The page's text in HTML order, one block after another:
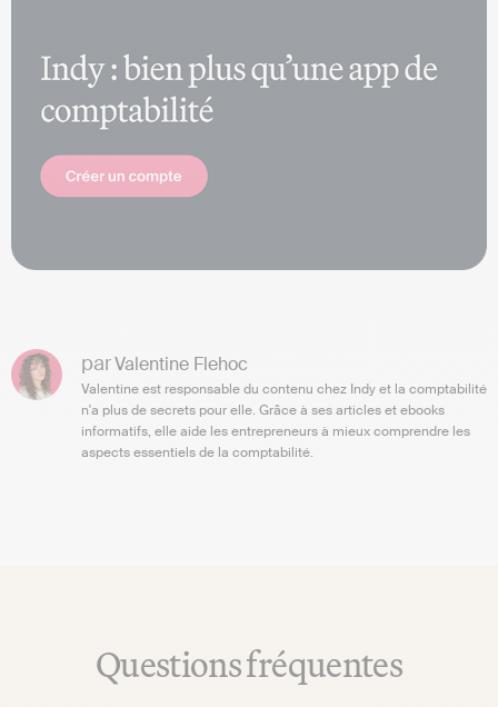
parValentine Flehoc
Valentine est responsable du contenu chez Indy et la comptabilité
n'a plus de secrets pour elle. Grâce à ses articles et ebooks
informatifs, elle aide les entrepreneurs à mieux comprendre les
aspects essentiels de la comptabilité.
Questions fréquentes